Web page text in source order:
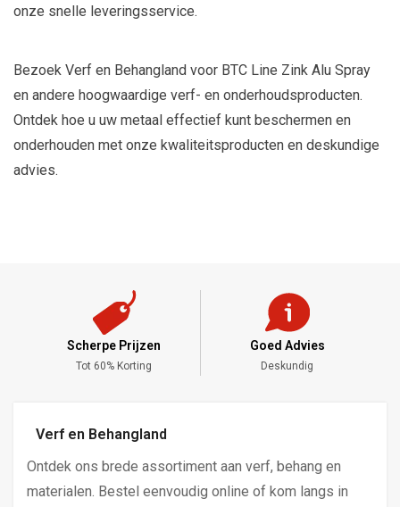
onze snelle leveringsservice.
Bezoek Verf en Behangland voor BTC Line Zink Alu Spray
en andere hoogwaardige verf- en onderhoudsproducten.
Ontdek hoe u uw metaal effectief kunt beschermen en
onderhouden met onze kwaliteitsproducten en deskundige
advies.
Scherpe Prijzen
Tot 60% Korting
Goed Advies
Deskundig
Verf en Behangland
Ontdek ons brede assortiment aan verf, behang en
materialen. Bestel eenvoudig online of kom langs in